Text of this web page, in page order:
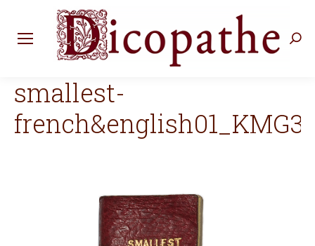
smallest-